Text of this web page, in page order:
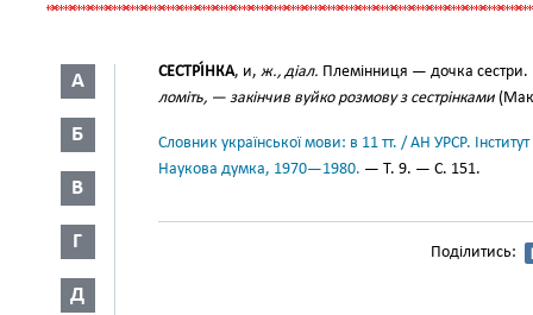
А
Б
В
Г
Д
СЕСТРІ́НКА, и, ж., діал. Племінниця — дочка
ломіть, — закінчив вуйко розмову з сестрінками
Словник української мови: в 11 тт. / АН УРСР.
Наукова думка, 1970—1980. — Т. 9. — С. 151.
Поділитись: